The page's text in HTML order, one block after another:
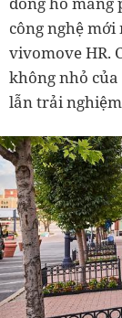
công nghệ
vivomove HR.
không nhỏ
lẫn trải